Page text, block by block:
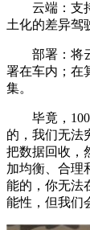
云端：支持
土化的差异驾
部署：将云
署在车内；在
集。
毕竟，
的，我们无法
把数据回收，
加均衡、合理
能的，你无法
能性，但我们